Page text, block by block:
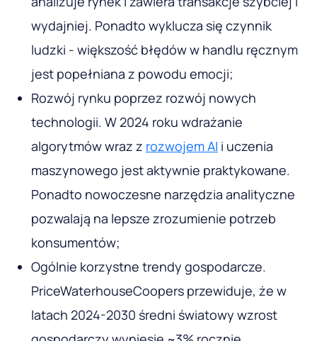
wydajniej. Ponadto wyklucza się czynnik
ludzki - większość błędów w handlu ręcznym
jest popełniana z powodu emocji;
Rozwój rynku poprzez rozwój nowych
technologii. W 2024 roku wdrażanie
algorytmów wraz z rozwojem AI i uczenia
maszynowego jest aktywnie praktykowane.
Ponadto nowoczesne narzędzia analityczne
pozwalają na lepsze zrozumienie potrzeb
konsumentów;
Ogólnie korzystne trendy gospodarcze.
PriceWaterhouseCoopers przewiduje, że w
latach 2024-2030 średni światowy wzrost